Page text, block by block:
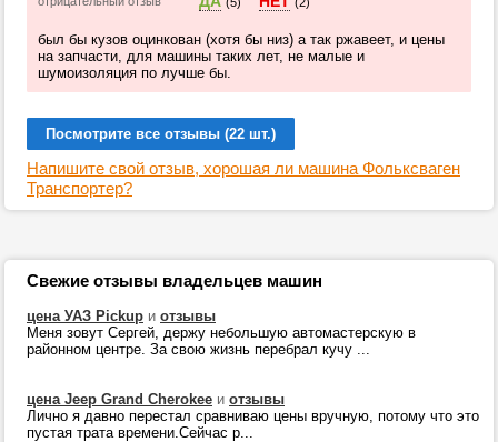
был бы кузов оцинкован (хотя бы низ) а так ржавеет, и цены
на запчасти, для машины таких лет, не малые и
шумоизоляция по лучше бы.
Посмотрите все отзывы (22 шт.)
Напишите свой отзыв, хорошая ли машина Фольксваген
Транспортер?
Свежие отзывы владельцев машин
цена УАЗ Pickup и отзывы
Меня зовут Сергей, держу небольшую автомастерскую в
районном центре. За свою жизнь перебрал кучу ...
цена Jeep Grand Cherokee и отзывы
Лично я давно перестал сравниваю цены вручную, потому что это
пустая трата времени.Сейчас р...